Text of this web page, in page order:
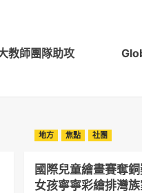
教師團隊助攻
地方 焦點 社團
國際兒童繪畫賽奪
女孩寧寧彩繪排灣